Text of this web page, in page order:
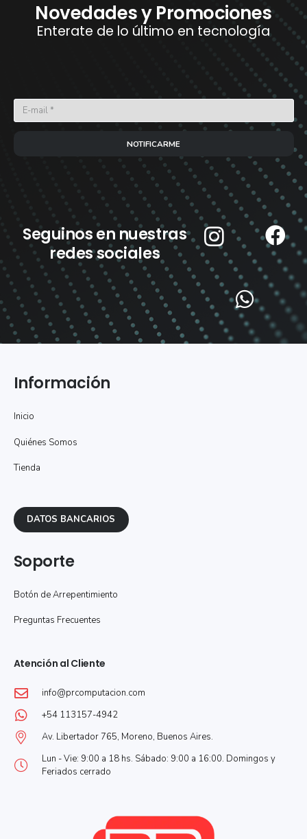
Novedades y Promociones
Enterate de lo último en tecnología
NOTIFICARME
Seguinos en nuestras
redes sociales
Información
Inicio
Quiénes Somos
Tienda
DATOS BANCARIOS
Soporte
Botón de Arrepentimiento
Preguntas Frecuentes
Atención al Cliente
info@prcomputacion.com
+54 113157-4942
Av. Libertador 765, Moreno, Buenos Aires.
Lun - Vie: 9:00 a 18 hs. Sábado: 9:00 a 16:00. Domingos y
Feriados cerrado